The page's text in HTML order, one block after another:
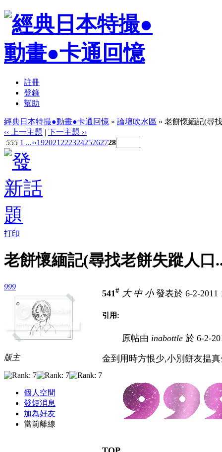
註冊
登錄
幫助
經典日本特撮●動畫●卡通回憶 » 論壇吹水區 » 老餅懷緬記(尋
‹‹ 上一主題 | 下一主題 ››
555 1 ...‹‹192021 22232425262728
打印
老餅懷緬記(尋找老餅失蹤人口
999
版主
個人空間
發短消息
加為好友
當前離線
541# 大 中 小發表於 6-2-
引用:
原帖由 inabottle 於 6-2-
金到用時方恨少,小別餅友揾真